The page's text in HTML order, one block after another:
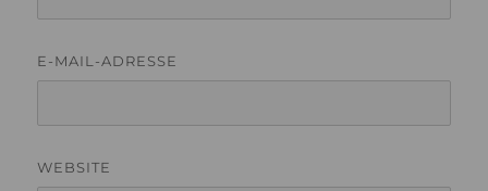
E-MAIL-ADRESSE
WEBSITE